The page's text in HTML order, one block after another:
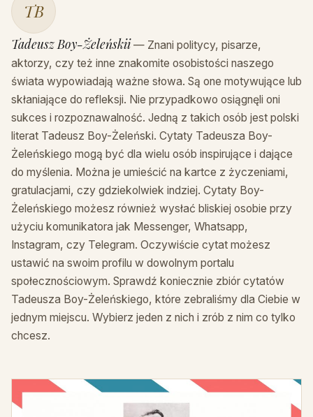
TB
Tadeusz Boy-Żeleńskii — Znani politycy, pisarze,
aktorzy, czy też inne znakomite osobistości naszego
świata wypowiadają ważne słowa. Są one motywujące lub
skłaniające do refleksji. Nie przypadkowo osiągnęli oni
sukces i rozpoznawalność. Jedną z takich osób jest polski
literat Tadeusz Boy-Żeleński. Cytaty Tadeusza Boy-
Żeleńskiego mogą być dla wielu osób inspirujące i dające
do myślenia. Można je umieścić na kartce z życzeniami,
gratulacjami, czy gdziekolwiek indziej. Cytaty Boy-
Żeleńskiego możesz również wysłać bliskiej osobie przy
użyciu komunikatora jak Messenger, Whatsapp,
Instagram, czy Telegram. Oczywiście cytat możesz
ustawić na swoim profilu w dowolnym portalu
społecznościowym. Sprawdź koniecznie zbiór cytatów
Tadeusza Boy-Żeleńskiego, które zebraliśmy dla Ciebie w
jednym miejscu. Wybierz jeden z nich i zrób z nim co tylko
chcesz.